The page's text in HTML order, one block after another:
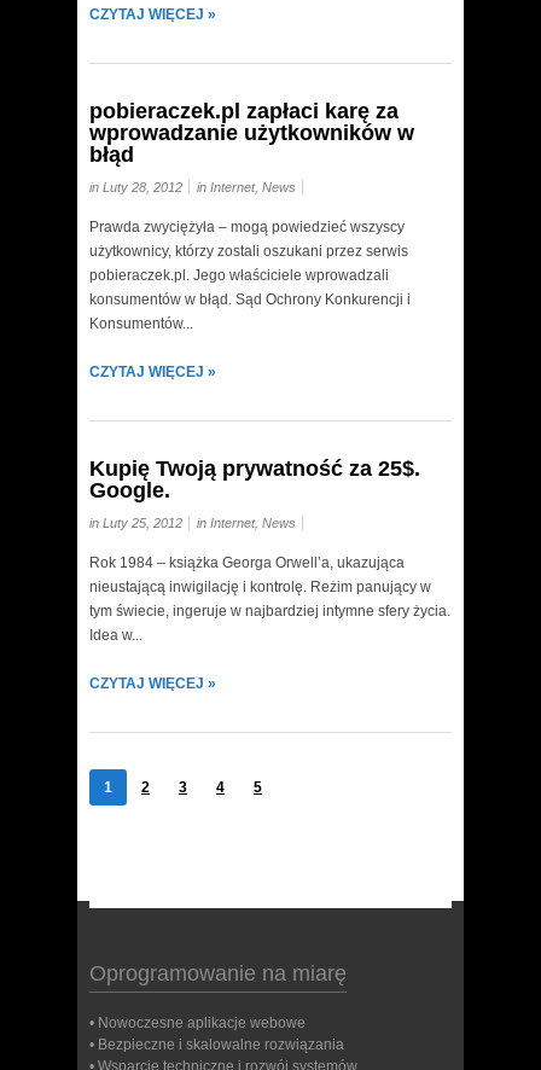
CZYTAJ WIĘCEJ »
pobieraczek.pl zapłaci karę za
wprowadzanie użytkowników w
błąd
in Luty 28, 2012 in Internet, News
Prawda zwyciężyła – mogą powiedzieć wszyscy
użytkownicy, którzy zostali oszukani przez serwis
pobieraczek.pl. Jego właściciele wprowadzali
konsumentów w błąd. Sąd Ochrony Konkurencji i
Konsumentów...
CZYTAJ WIĘCEJ »
Kupię Twoją prywatność za 25$.
Google.
in Luty 25, 2012 in Internet, News
Rok 1984 – książka Georga Orwell’a, ukazująca
nieustającą inwigilację i kontrolę. Reżim panujący w
tym świecie, ingeruje w najbardziej intymne sfery życia.
Idea w...
CZYTAJ WIĘCEJ »
1 2 3 4 5
Oprogramowanie na miarę
• Nowoczesne aplikacje webowe
• Bezpieczne i skalowalne rozwiązania
• Wsparcie techniczne i rozwój systemów